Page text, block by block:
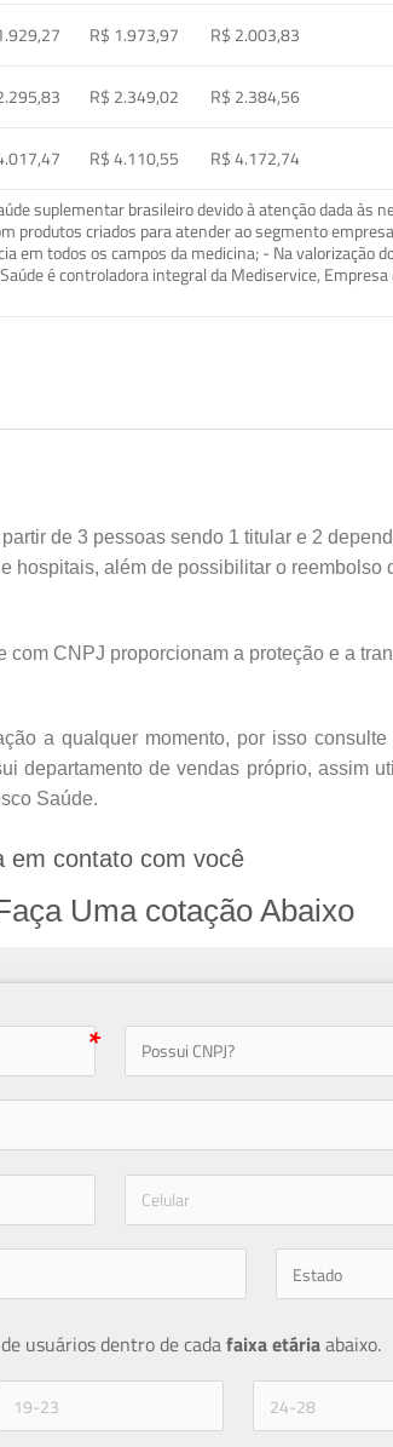
R$ 1.973,97 R$ 2.003,83
R$ 2.349,02 R$ 2.384,56
R$ 4.110,55 R$ 4.172,74
suplementar brasileiro devido à atenção dada às
produtos criados para atender ao segmento
em todos os campos da medicina; - Na
é controladora integral da Mediservice,
de 3 pessoas sendo 1 titular e 2
hospitais, além de possibilitar o reembolso
CNPJ proporcionam a proteção e a
a qualquer momento, por isso consulte
departamento de vendas próprio, assim
Saúde.
em contato com você
Uma cotação Abaixo
icon-user
icon-phone
usuários dentro de cada faixa etária abaixo.